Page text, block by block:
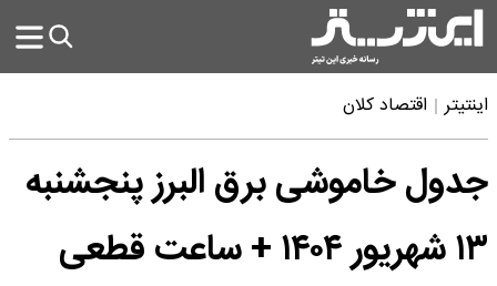
اینتیتر اقتصاد کلان
جدول خاموشی برق البرز پنجشنبه
۱۳ شهریور ۱۴۰۴ + ساعت قطعی